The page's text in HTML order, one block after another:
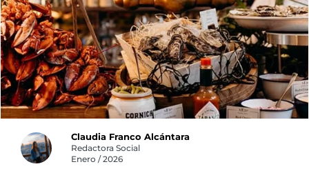
Claudia Franco Alcántara
Redactora Social
Enero / 2026